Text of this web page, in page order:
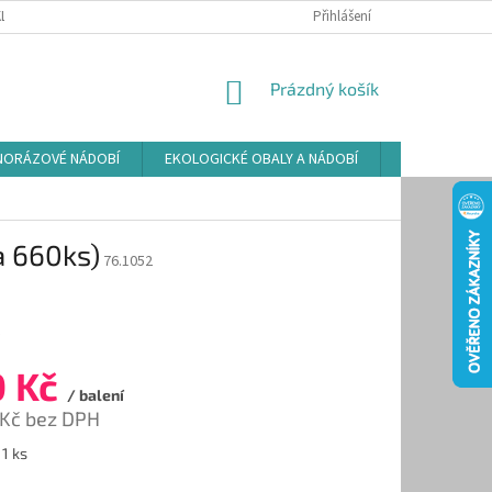
ŘÁD ZÁSADY POUŽÍVÁNÍ SOUBORŮ COOKIES
Přihlášení
NÁKUPNÍ
Prázdný košík
NÁDOBÍ EKOLOGICKÉ OBALY A NÁDOBÍ
660ks) 76.1052
Kč / balení
bez DPH
ks